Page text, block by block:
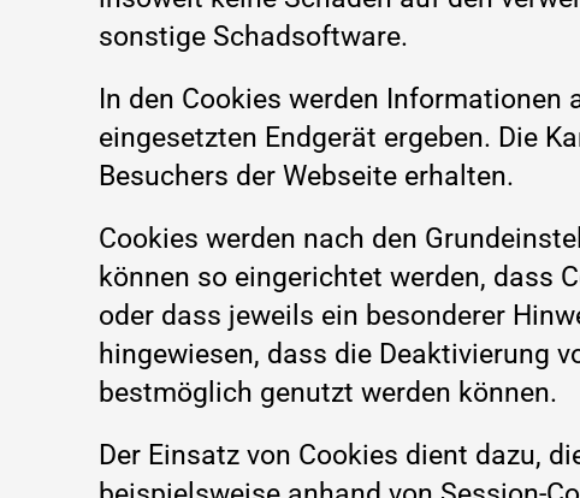
sonstige Schadsoftware.
In den Cookies werden
eingesetzten Endgerät ergeben. Die
Besuchers der Webseite erhalten.
Cookies werden nach den
können so eingerichtet werden, dass
oder dass jeweils ein besonderer
hingewiesen, dass die Deaktivierung
bestmöglich genutzt werden können.
Der Einsatz von Cookies dient dazu,